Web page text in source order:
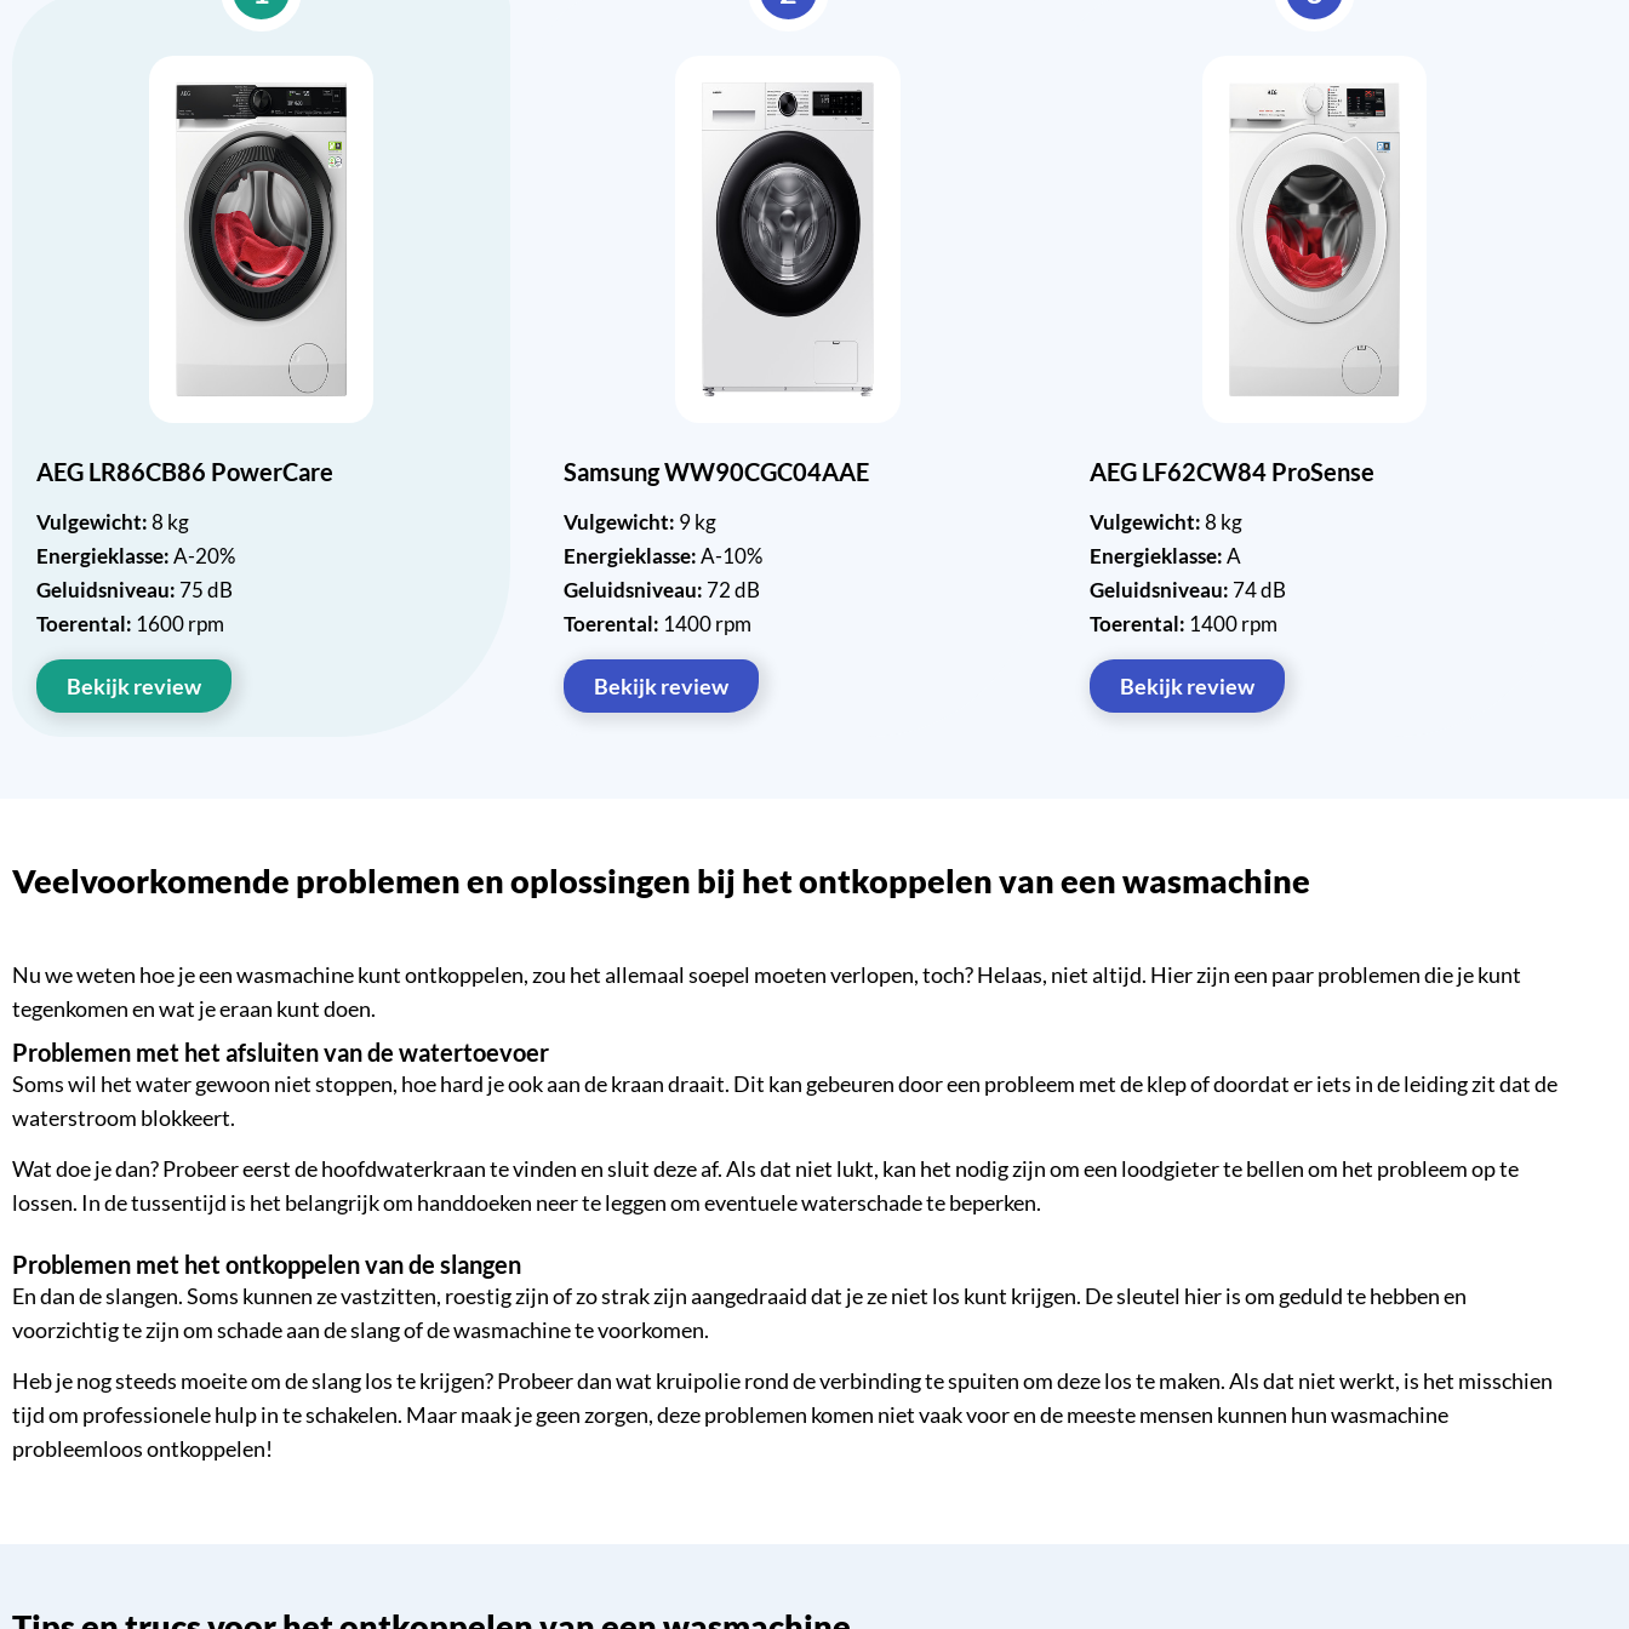
AEG LR86CB86 PowerCare
Vulgewicht:8 kg
Energieklasse:A-20%
Geluidsniveau: 75 dB
Toerental: 1600 rpm
Bekijk review
Samsung WW90CGC04AAE
Vulgewicht: 9 kg
Energieklasse:A-10%
Geluidsniveau: 72 dB
Toerental: 1400 rpm
Bekijk review
AEG LF62CW84 ProSense
Vulgewicht:8 kg
Energieklasse:A
Geluidsniveau: 74 dB
Toerental: 1400 rpm
Bekijk review
Veelvoorkomende problemen en oplossingen bij het ontkoppelen van een wasmachine
Nu we weten hoe je een wasmachine kunt ontkoppelen, zou het allemaal soepel moeten verlopen, toch? Helaas, niet altijd. Hier zijn een paar problemen die je kunt
tegenkomen en wat je eraan kunt doen.
Problemen met het afsluiten van de watertoevoer
Soms wil het water gewoon niet stoppen, hoe hard je ook aan de kraan draait. Dit kan gebeuren door een probleem met de klep of doordat er iets in de leiding zit dat de
waterstroom blokkeert.
Wat doe je dan? Probeer eerst de hoofdwaterkraan te vinden en sluit deze af. Als dat niet lukt, kan het nodig zijn om een loodgieter te bellen om het probleem op te
lossen. In de tussentijd is het belangrijk om handdoeken neer te leggen om eventuele waterschade te beperken.
Problemen met het ontkoppelen van de slangen
En dan de slangen. Soms kunnen ze vastzitten, roestig zijn of zo strak zijn aangedraaid dat je ze niet los kunt krijgen. De sleutel hier is om geduld te hebben en
voorzichtig te zijn om schade aan de slang of de wasmachine te voorkomen.
Heb je nog steeds moeite om de slang los te krijgen? Probeer dan wat kruipolie rond de verbinding te spuiten om deze los te maken. Als dat niet werkt, is het misschien
tijd om professionele hulp in te schakelen. Maar maak je geen zorgen, deze problemen komen niet vaak voor en de meeste mensen kunnen hun wasmachine
probleemloos ontkoppelen!